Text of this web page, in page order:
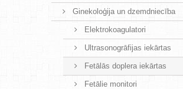
Ginekoloģija un dzemdniecība
Elektrokoagulatori
Ultrasonogrāfijas iekārtas
Fetālās doplera iekārtas
Fetālie monitori